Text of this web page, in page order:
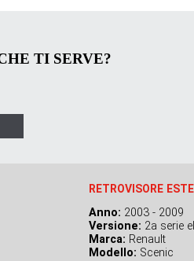
TI SERVE?
RETROVISORE
Anno: 2003 - 2009
Versione: 2a serie
Marca: Renault
Modello: Scenic